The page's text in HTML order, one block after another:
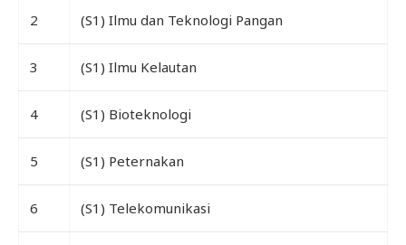
2 (S1) Ilmu dan Teknologi Pangan
3 (S1) Ilmu Kelautan
4 (S1) Bioteknologi
5 (S1) Peternakan
6 (S1) Telekomunikasi